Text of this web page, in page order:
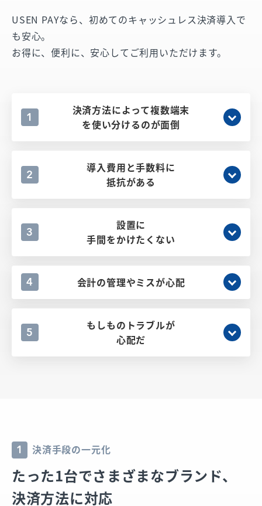
USEN PAYなら、初めてのキャッシュレス決済導入で
も安心。
お得に、便利に、安心してご利用いただけます。
1
決済方法によって複数端末
を使い分けるのが面倒
2
導入費用と手数料に
抵抗がある
3
設置に
手間をかけたくない
4 会計の管理やミスが心配
5
もしものトラブルが
心配だ
1 決済手段の一元化
たった1台でさまざまなブランド、
決済方法に対応